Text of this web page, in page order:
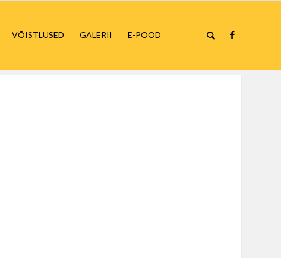
VÕISTLUSED GALERII E-POOD